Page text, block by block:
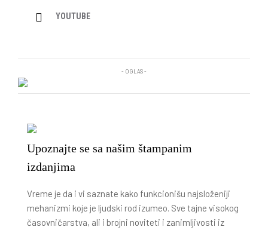
YOUTUBE
- OGLAS -
Upoznajte se sa našim štampanim
izdanjima
Vreme je da i vi saznate kako funkcionišu najsloženiji
mehanizmi koje je ljudski rod izumeo. Sve tajne visokog
časovničarstva, ali i brojni noviteti i zanimljivosti iz